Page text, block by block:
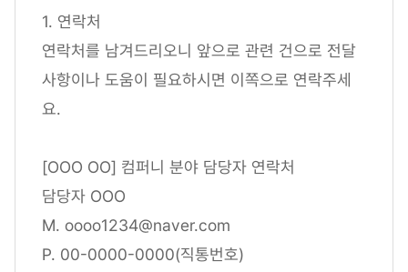
1. 연락처
연락처를 남겨드리오니 앞으로 관련 건으로 전달
사항이나 도움이 필요하시면 이쪽으로 연락주세
요.
[OOO OO] 컴퍼니 분야 담당자 연락처
담당자 OOO
M. oooo1234@naver.com
P. 00-0000-0000(직통번호)